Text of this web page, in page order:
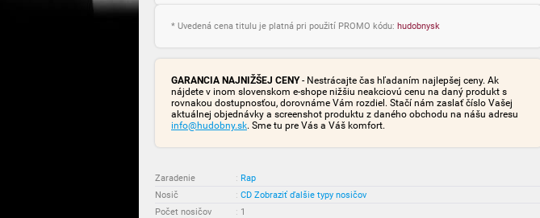
* Uvedená cena titulu je platná pri použití PROMO kódu: hudobnysk
GARANCIA NAJNIŽŠEJ CENY- Nestrácajte čas hľadaním najlepšej ceny. Ak
nájdete v inom slovenskom e-shope nižšiu neakciovú cenu na daný produkt s
rovnakou dostupnosťou, dorovnáme Vám rozdiel. Stačí nám zaslať číslo Vašej
aktuálnej objednávky a screenshot produktu z daného obchodu na nášu adresu
info@hudobny.sk. Sme tu pre Vás a Váš komfort.
Zaradenie : Rap
Nosič
: CD Zobraziť ďalšie typy nosičov
Počet nosičov
: 1